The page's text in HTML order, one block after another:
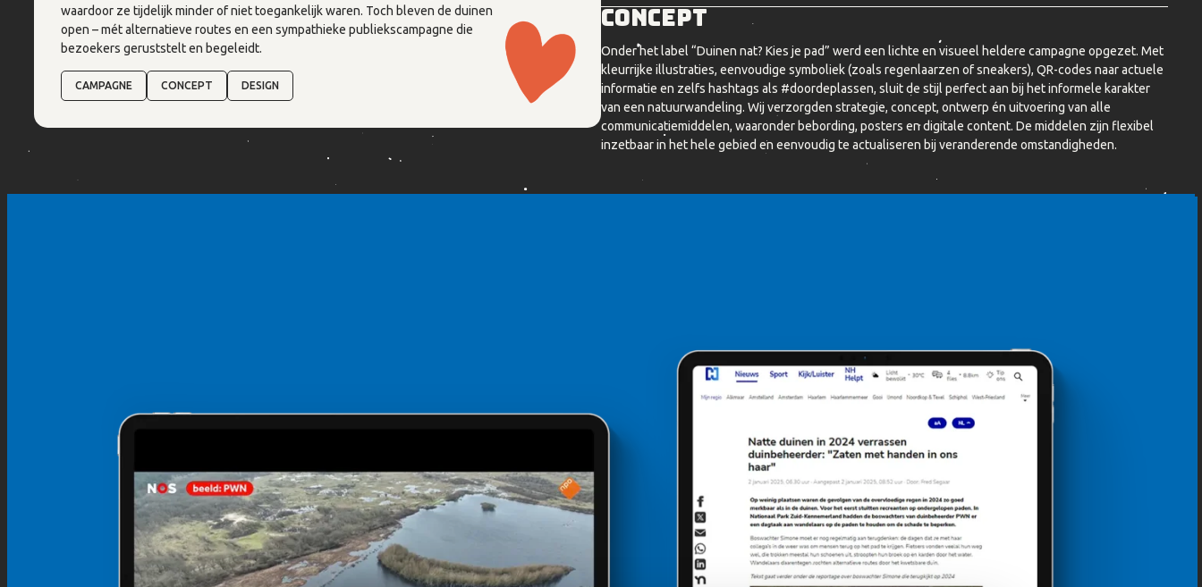
waardoor ze tijdelijk minder of niet toegankelijk waren. Toch bleven de duinen
open – mét alternatieve routes en een sympathieke publiekscampagne die
bezoekers geruststelt en begeleidt.
CAMPAGNE CONCEPT DESIGN
Concept
Onder het label “Duinen nat? Kies je pad” werd een lichte en visueel heldere campagne opgezet. Met
kleurrijke illustraties, eenvoudige symboliek (zoals regenlaarzen of sneakers), QR-codes naar actuele
informatie en zelfs hashtags als #doordeplassen, sluit de stijl perfect aan bij het informele karakter
van een natuurwandeling. Wij verzorgden strategie, concept, ontwerp én uitvoering van alle
communicatiemiddelen, waaronder bebording, posters en digitale content. De middelen zijn flexibel
inzetbaar in het hele gebied en eenvoudig te actualiseren bij veranderende omstandigheden.